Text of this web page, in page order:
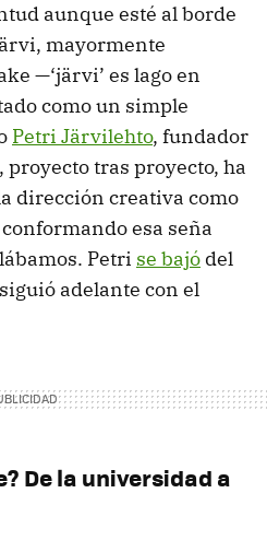
aunque esté al borde
mayormente
—‘järvi’ es lago en
como un simple
Petri Järvilehto, fundador
proyecto tras proyecto, ha
dirección creativa como
esa seña
Petri se bajó del
adelante con el
De la universidad a